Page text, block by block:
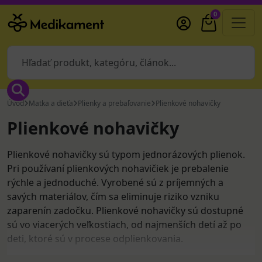
0
Úvod Matka a dieťa Plienky a prebaľovanie Plienkové nohavičky
Plienkové nohavičky
Plienkové nohavičky sú typom jednorázových plienok.
Pri používaní plienkových nohavičiek je prebalenie
rýchle a jednoduché. Vyrobené sú z príjemných a
savých materiálov, čím sa eliminuje riziko vzniku
zaparenín zadočku. Plienkové nohavičky sú dostupné
sú vo viacerých veľkostiach, od najmenších detí až po
deti, ktoré sú v procese odplienkovania.